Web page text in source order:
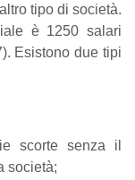
tipo di società.
è 1250 salari
Esistono due tipi
scorte senza il
società;